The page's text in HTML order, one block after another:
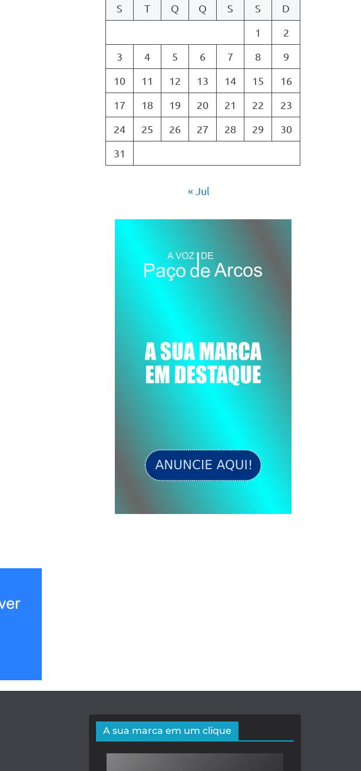
S
T Q Q S S
D
1
2
3
4 5 6 7 8
9
10
11 12 13 14 15
16
17
18 19 20 21 22
23
24
25 26 27 28 29
30
31
« Jul
A sua marca em um clique